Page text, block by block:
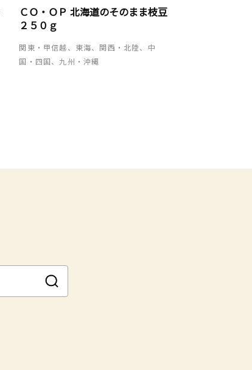
ＣＯ・ＯＰ 北海道のそのまま枝豆
２５０ｇ
関東・甲信越、東海、関西・北陸、中
国・四国、九州・沖縄